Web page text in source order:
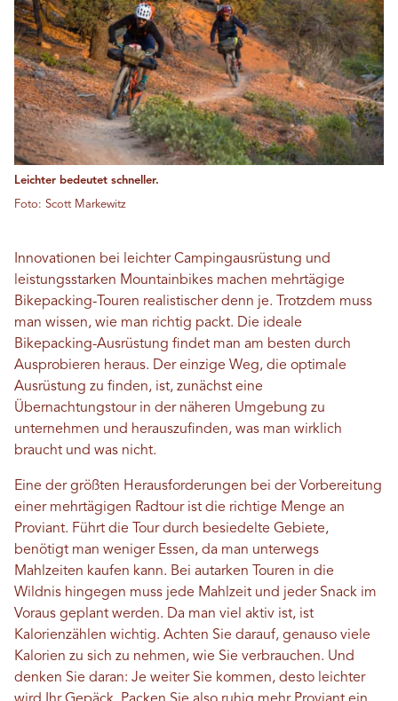
Leichter bedeutet schneller.
Foto: Scott Markewitz
Innovationen bei leichter Campingausrüstung und
leistungsstarken Mountainbikes machen mehrtägige
Bikepacking-Touren realistischer denn je. Trotzdem muss
man wissen, wie man richtig packt. Die ideale
Bikepacking-Ausrüstung findet man am besten durch
Ausprobieren heraus. Der einzige Weg, die optimale
Ausrüstung zu finden, ist, zunächst eine
Übernachtungstour in der näheren Umgebung zu
unternehmen und herauszufinden, was man wirklich
braucht und was nicht.
Eine der größten Herausforderungen bei der Vorbereitung
einer mehrtägigen Radtour ist die richtige Menge an
Proviant. Führt die Tour durch besiedelte Gebiete,
benötigt man weniger Essen, da man unterwegs
Mahlzeiten kaufen kann. Bei autarken Touren in die
Wildnis hingegen muss jede Mahlzeit und jeder Snack im
Voraus geplant werden. Da man viel aktiv ist, ist
Kalorienzählen wichtig. Achten Sie darauf, genauso viele
Kalorien zu sich zu nehmen, wie Sie verbrauchen. Und
denken Sie daran: Je weiter Sie kommen, desto leichter